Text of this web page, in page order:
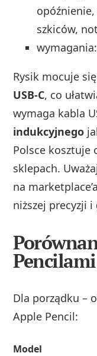
szkiców,
wymagania:
Rysik mocuje
USB‑C, co
wymaga kabla
indukcyjnego
Polsce kosztuje
sklepach.
na
niższej precyzji
Pencilami
Dla porządku –
Apple Pencil:
Model